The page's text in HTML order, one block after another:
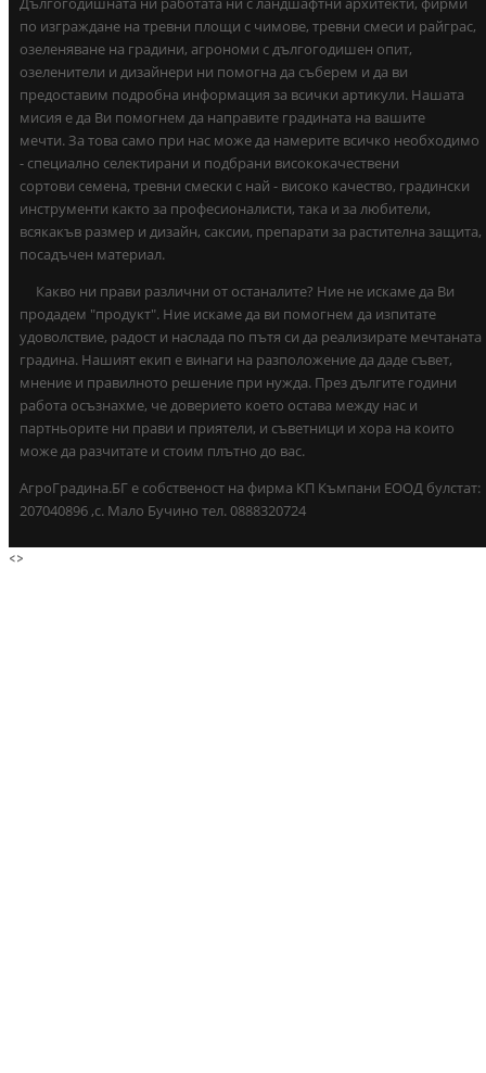
по изграждане на тревни площи с чимове, тревни смеси и райграс,
озеленяване на градини, агрономи с дългогодишен опит,
озеленители и дизайнери ни помогна да съберем и да ви
предоставим подробна информация за всички артикули. Нашата
мисия е да Ви помогнем да направите градината на вашите
мечти. За това само при нас може да намерите всичко необходимо
- специално селектирани и подбрани висококачествени
сортови семена, тревни смески с най - високо качество, градински
инструменти както за професионалисти, така и за любители,
всякакъв размер и дизайн, саксии, препарати за растителна защита,
посадъчен материал.
Какво ни прави различни от останалите? Ние не искаме да Ви
продадем "продукт". Ние искаме да ви помогнем да изпитате
удоволствие, радост и наслада по пътя си да реализирате мечтаната
градина. Нашият екип е винаги на разположение да даде съвет,
мнение и правилното решение при нужда. През дългите години
работа осъзнахме, че доверието което остава между нас и
партньорите ни прави и приятели, и съветници и хора на които
може да разчитате и стоим плътно до вас.
АгроГрадина.БГ е собственост на фирма КП Къмпани ЕООД булстат:
207040896 ,с. Мало Бучино тел. 0888320724
<>